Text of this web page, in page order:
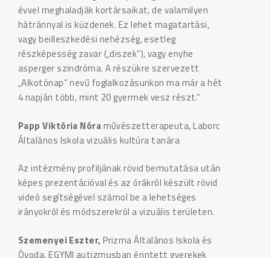
évvel meghaladják kortársaikat, de valamilyen
hátránnyal is küzdenek. Ez lehet magatartási,
vagy beilleszkedési nehézség, esetleg
részképesség zavar („diszek”), vagy enyhe
asperger szindróma. A részükre szervezett
„Alkotónap” nevű foglalkozásunkon ma már a hét
4 napján több, mint 20 gyermek vesz részt.”
Papp Viktória Nóraművészetterapeuta, Laborc
Általános Iskola vizuális kultúra tanára
Az intézmény profiljának rövid bemutatása után
képes prezentációval és az órákról készült rövid
videó segítségével számol be a lehetséges
irányokról és módszerekról a vizuális területen.
Szemenyei Eszter, Prizma Általános Iskola és
Óvoda, EGYMI autizmusban érintett gyerekek